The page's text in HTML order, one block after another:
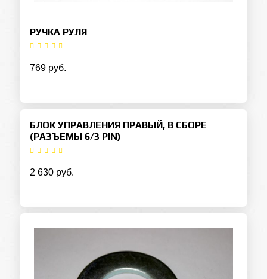
РУЧКА РУЛЯ
769 руб.
БЛОК УПРАВЛЕНИЯ ПРАВЫЙ, В СБОРЕ
(РАЗЪЕМЫ 6/3 PIN)
2 630 руб.